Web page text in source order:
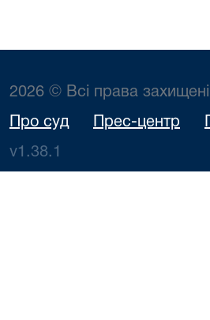
2026 © Всі права захищені
Про суд Прес-центр
v1.38.1